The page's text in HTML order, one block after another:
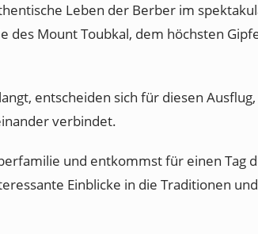
Leben der Berber im
des Mount Toubkal, dem höchsten
entscheiden sich für diesen
verbindet.
und entkommst für einen Tag
Einblicke in die Traditionen